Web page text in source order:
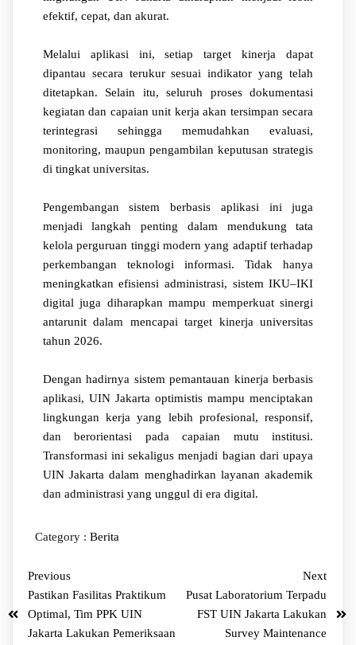
efektif, cepat, dan akurat.
Melalui aplikasi ini, setiap target kinerja dapat
dipantau secara terukur sesuai indikator yang telah
ditetapkan. Selain itu, seluruh proses dokumentasi
kegiatan dan capaian unit kerja akan tersimpan secara
terintegrasi sehingga memudahkan evaluasi,
monitoring, maupun pengambilan keputusan strategis
di tingkat universitas.
Pengembangan sistem berbasis aplikasi ini juga
menjadi langkah penting dalam mendukung tata
kelola perguruan tinggi modern yang adaptif terhadap
perkembangan teknologi informasi. Tidak hanya
meningkatkan efisiensi administrasi, sistem IKU–IKI
digital juga diharapkan mampu memperkuat sinergi
antarunit dalam mencapai target kinerja universitas
tahun 2026.
Dengan hadirnya sistem pemantauan kinerja berbasis
aplikasi, UIN Jakarta optimistis mampu menciptakan
lingkungan kerja yang lebih profesional, responsif,
dan berorientasi pada capaian mutu institusi.
Transformasi ini sekaligus menjadi bagian dari upaya
UIN Jakarta dalam menghadirkan layanan akademik
dan administrasi yang unggul di era digital.
Category : Berita
Previous
Pastikan Fasilitas Praktikum
Optimal, Tim PPK UIN
Jakarta Lakukan Pemeriksaan
Next
Pusat Laboratorium Terpadu
FST UIN Jakarta Lakukan
Survey Maintenance